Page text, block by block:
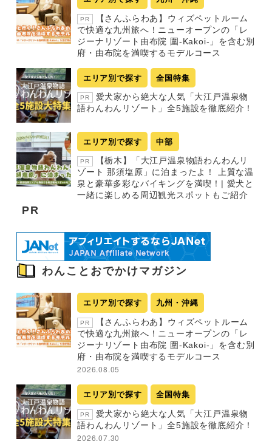
PR
【さんふらわあ】ウィズペットルーム
で快適な九州旅へ！ニューオープンの「レ
ジーナリゾート由布院 圍-Kakoi-」を含む別
府・由布院を満喫するモデルコース
エリア別で探す 全国特集
PR
愛犬家から絶大な人気「大江戸温泉物
語わんわんリゾート」全5施設を徹底紹介！
エリア別で探す 中部
PR
【栃木】「大江戸温泉物語わんわんリ
ゾート 那須塩原」に泊まったよ！ 上質な温
泉と豪華多彩なバイキングを満喫！| 愛犬と
一緒に楽しめる周辺観光スポットもご紹介
PR
わんことおでかけマガジン
エリア別で探す 九州・沖縄
PR
【さんふらわあ】ウィズペットルーム
で快適な九州旅へ！ニューオープンの「レ
ジーナリゾート由布院 圍-Kakoi-」を含む別
府・由布院を満喫するモデルコース
2026.08.05
エリア別で探す 全国特集
PR
愛犬家から絶大な人気「大江戸温泉物
語わんわんリゾート」全5施設を徹底紹介！
2026.07.30